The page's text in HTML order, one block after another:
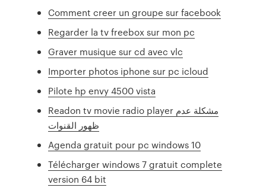
Comment creer un groupe sur facebook
Regarder la tv freebox sur mon pc
Graver musique sur cd avec vlc
Importer photos iphone sur pc icloud
Pilote hp envy 4500 vista
Readon tv movie radio player مشكلة عدم
ظهور القنوات
Agenda gratuit pour pc windows 10
Télécharger windows 7 gratuit complete
version 64 bit